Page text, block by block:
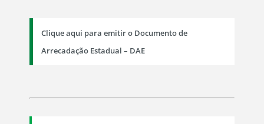
Clique aqui para emitir o Documento de
Arrecadação Estadual – DAE